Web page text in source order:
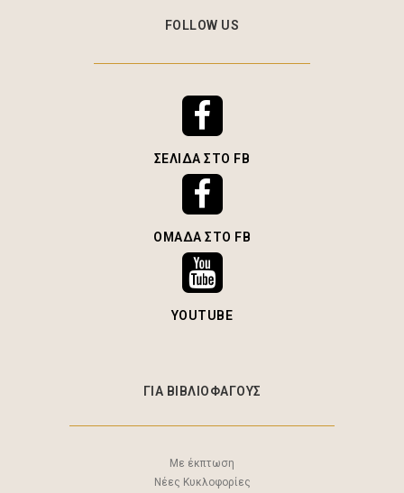
FOLLOW US
ΣΕΛΊΔΑ ΣΤΟ FB
ΟΜΆΔΑ ΣΤΟ FB
YOUTUBE
ΓΙΑ ΒΙΒΛΙΟΦΑΓΟΥΣ
Με έκπτωση
Νέες Κυκλοφορίες